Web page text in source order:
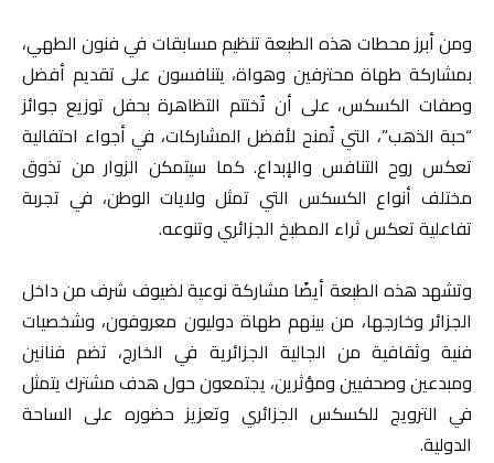
ومن أبرز محطات هذه الطبعة تنظيم مسابقات في فنون الطهي،
بمشاركة طهاة محترفين وهواة، يتنافسون على تقديم أفضل
وصفات الكسكس، على أن تُختتم التظاهرة بحفل توزيع جوائز
“حبة الذهب”، التي تُمنح لأفضل المشاركات، في أجواء احتفالية
تعكس روح التنافس والإبداع. كما سيتمكن الزوار من تذوق
مختلف أنواع الكسكس التي تمثل ولايات الوطن، في تجربة
تفاعلية تعكس ثراء المطبخ الجزائري وتنوعه.
وتشهد هذه الطبعة أيضًا مشاركة نوعية لضيوف شرف من داخل
الجزائر وخارجها، من بينهم طهاة دوليون معروفون، وشخصيات
فنية وثقافية من الجالية الجزائرية في الخارج، تضم فنانين
ومبدعين وصحفيين ومؤثرين، يجتمعون حول هدف مشترك يتمثل
في الترويج للكسكس الجزائري وتعزيز حضوره على الساحة
الدولية.